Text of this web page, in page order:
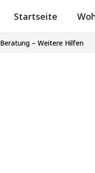
Startseite
Beratung – Weitere Hilfen